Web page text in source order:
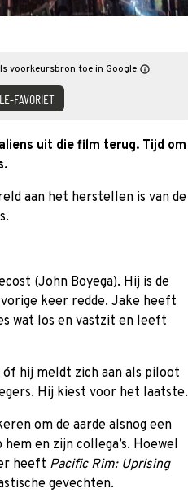
voorkeursbron toe in Google.
FAVORIET
uit die film terug. Tijd om
aan het herstellen is van de
(John Boyega). Hij is de
vorige keer redde. Jake heeft
wat los en vastzit en leeft
hij meldt zich aan als piloot
Hij kiest voor het laatste.
om de aarde alsnog een
en zijn collega’s. Hoewel
heeft Pacific Rim: Uprising
gevechten.